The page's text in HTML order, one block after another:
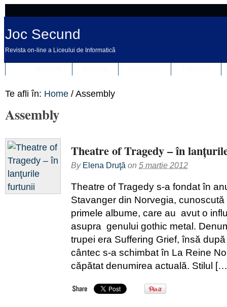
Joc Secund
Revista on-line a Liceului de Informatică
Te afli în: Home / Assembly
Assembly
Theatre of Tragedy – în
By Elena Druţă on 5 martie 2012
Theatre of Tragedy s-a fondat în
Stavanger din Norvegia,
primele albume, care au avut o
asupra genului gothic metal.
trupei era Suffering Grief, însă
cântec s-a schimbat în La Reine
căpătat denumirea actuală. Stilul